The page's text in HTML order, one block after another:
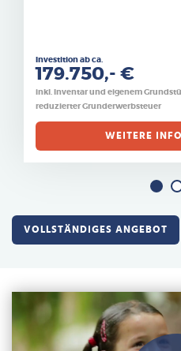
Investition ab ca.
179.750,- €
inkl. Inventar und eigenem
reduzierter Grunderwerbsteuer
WEITERE
VOLLSTÄNDIGES ANGEBOT